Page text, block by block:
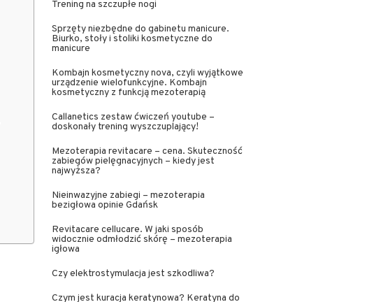
Trening na szczupłe nogi
Sprzęty niezbędne do gabinetu manicure.
Biurko, stoły i stoliki kosmetyczne do
manicure
Kombajn kosmetyczny nova, czyli wyjątkowe
urządzenie wielofunkcyjne. Kombajn
kosmetyczny z funkcją mezoterapią
Callanetics zestaw ćwiczeń youtube –
doskonały trening wyszczuplający!
Mezoterapia revitacare – cena. Skuteczność
zabiegów pielęgnacyjnych – kiedy jest
najwyższa?
Nieinwazyjne zabiegi – mezoterapia
bezigłowa opinie Gdańsk
Revitacare cellucare. W jaki sposób
widocznie odmłodzić skórę – mezoterapia
igłowa
Czy elektrostymulacja jest szkodliwa?
Czym jest kuracja keratynowa? Keratyna do